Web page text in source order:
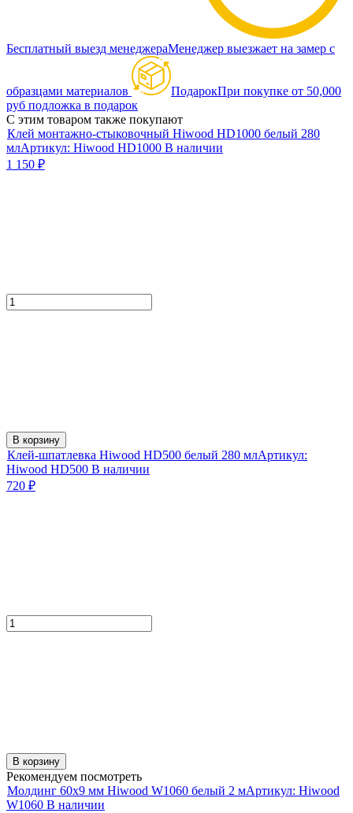
Бесплатный выезд менеджераМенеджер выезжает на замер с
образцами материалов ПодарокПри покупке от 50,000
руб подложка в подарок
С этим товаром также покупают
Клей монтажно-стыковочный Hiwood HD1000 белый 280
млАртикул: Hiwood HD1000 В наличии
1 150 ₽
В корзину
Клей-шпатлевка Hiwood HD500 белый 280 млАртикул:
Hiwood HD500 В наличии
720 ₽
В корзину
Рекомендуем посмотреть
Молдинг 60х9 мм Hiwood W1060 белый 2 мАртикул: Hiwood
W1060 В наличии